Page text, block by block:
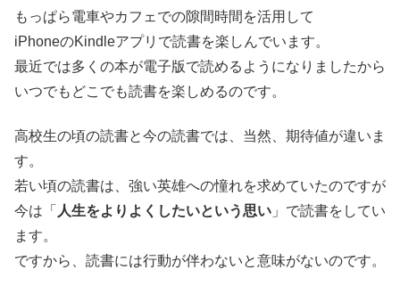
もっぱら電車やカフェでの隙間時間を活用して
iPhoneのKindleアプリで読書を楽しんでいます。
最近では多くの本が電子版で読めるようになりましたから
いつでもどこでも読書を楽しめるのです。
高校生の頃の読書と今の読書では、当然、期待値が違いま
す。
若い頃の読書は、強い英雄への憧れを求めていたのですが
今は「 人生をよりよくしたいという思い 」で読書をしてい
ます。
ですから、読書には行動が伴わないと意味がないのです。